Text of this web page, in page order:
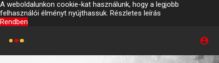
A weboldalunkon cookie-kat használunk, hogy a legjobb
felhasználói élményt nyújthassuk. Részletes leírás
Rendben